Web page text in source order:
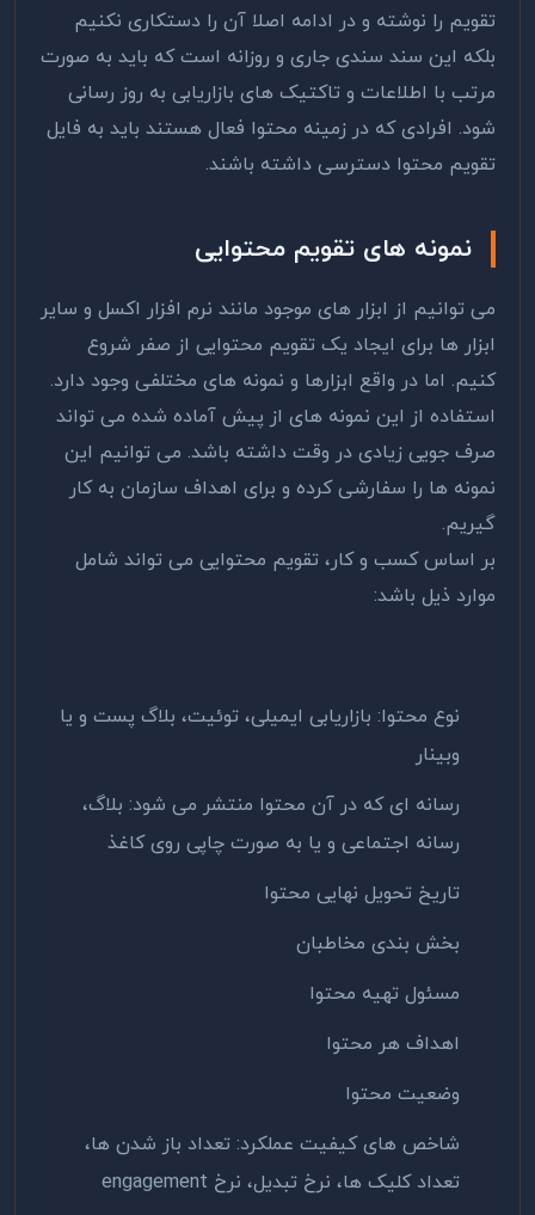
تقویم را نوشته و در ادامه اصلا آن را دستکاری نکنیم
بلکه این سند سندی جاری و روزانه است که باید به صورت
مرتب با اطلاعات و تاکتیک های بازاریابی به روز رسانی
شود. افرادی که در زمینه محتوا فعال هستند باید به فایل
تقویم محتوا دسترسی داشته باشند.
نمونه های تقویم محتوایی
می توانیم از ابزار های موجود مانند نرم افزار اکسل و سایر
ابزار ها برای ایجاد یک تقویم محتوایی از صفر شروع
کنیم. اما در واقع ابزارها و نمونه های مختلفی وجود دارد.
استفاده از این نمونه های از پیش آماده شده می تواند
صرف جویی زیادی در وقت داشته باشد. می توانیم این
نمونه ها را سفارشی کرده و برای اهداف سازمان به کار
گیریم.
بر اساس کسب و کار، تقویم محتوایی می تواند شامل
موارد ذیل باشد:
نوع محتوا: بازاریابی ایمیلی، توئیت، بلاگ پست و یا
وبینار
رسانه ای که در آن محتوا منتشر می شود: بلاگ،
رسانه اجتماعی و یا به صورت چاپی روی کاغذ
تاریخ تحویل نهایی محتوا
بخش بندی مخاطبان
مسئول تهیه محتوا
اهداف هر محتوا
وضعیت محتوا
شاخص های کیفیت عملکرد: تعداد باز شدن ها،
تعداد کلیک ها، نرخ تبدیل، نرخ engagement